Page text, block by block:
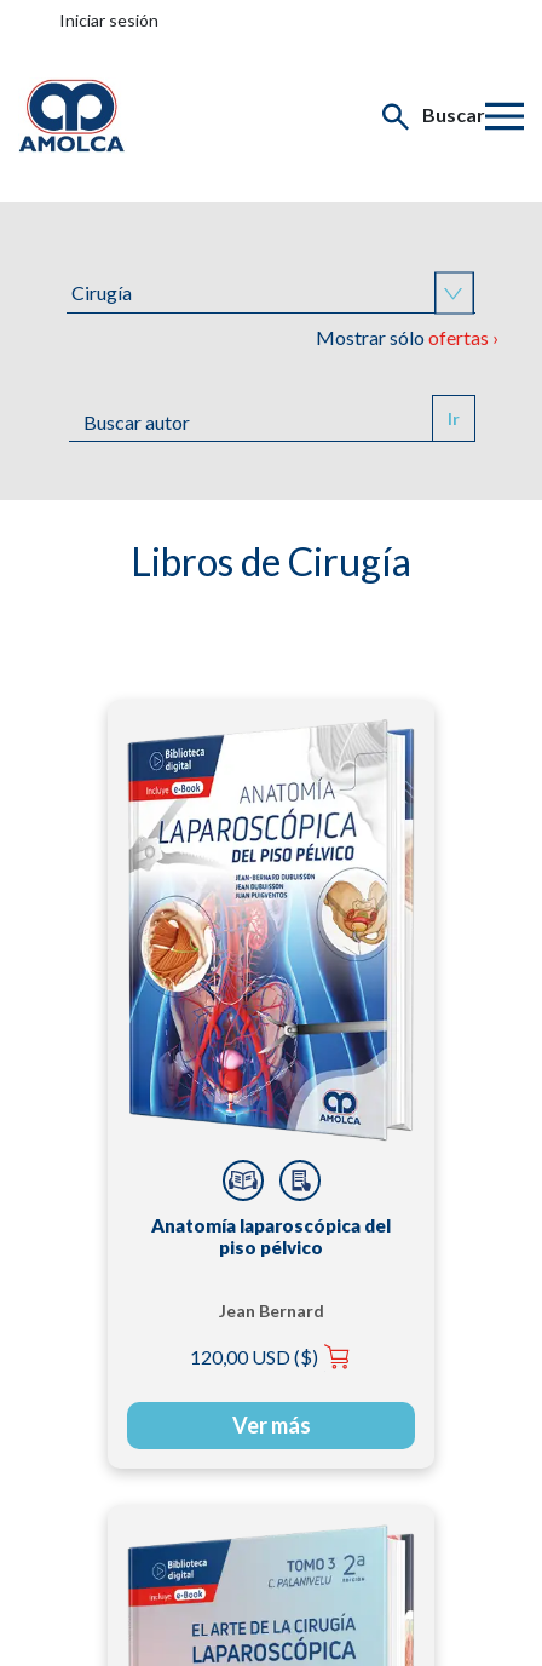
Iniciar sesión
Buscar
Mostrar sóloofertas ›
Ir
Libros de Cirugía
Anatomía laparoscópica del
piso pélvico
Jean Bernard
120,00 USD ($)
Ver más